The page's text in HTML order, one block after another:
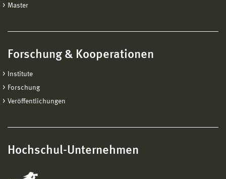
Master
Forschung & Kooperationen
Institute
Forschung
Veröffentlichungen
Hochschul-Unternehmen